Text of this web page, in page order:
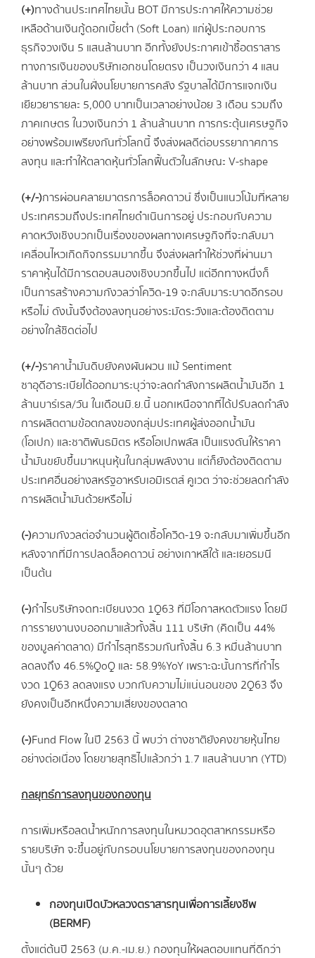
(+)ทางด้านประเทศไทยนั้น BOT มีการประกาศให้ความช่วย
เหลือด้านเงินกู้ดอกเบี้ยต่ำ (Soft Loan) แก่ผู้ประกอบการ
ธุรกิจวงเงิน 5 แสนล้านบาท อีกทั้งยังประกาศเข้าซื้อตราสาร
ทางการเงินของบริษัทเอกชนโดยตรง เป็นวงเงินกว่า 4 แสน
ล้านบาท ส่วนในฝั่งนโยบายการคลัง รัฐบาลได้มีการแจกเงิน
เยียวยารายละ 5,000 บาทเป็นเวลาอย่างน้อย 3 เดือน รวมถึง
ภาคเกษตร ในวงเงินกว่า 1 ล้านล้านบาท การกระตุ้นเศรษฐกิจ
อย่างพร้อมเพรียงกันทั่วโลกนี้ จึงส่งผลดีต่อบรรยากาศการ
ลงทุน และทำให้ตลาดหุ้นทั่วโลกฟื้นตัวในลักษณะ V-shape
(+/-)การผ่อนคลายมาตรการล็อคดาวน์ ซึ่งเป็นแนวโน้มที่หลาย
ประเทศรวมถึงประเทศไทยดำเนินการอยู่ ประกอบกับความ
คาดหวังเชิงบวกเป็นเรื่องของผลทางเศรษฐกิจที่จะกลับมา
เคลื่อนไหวเกิดกิจกรรมมากขึ้น จึงส่งผลทำให้ช่วงที่ผ่านมา
ราคาหุ้นได้มีการตอบสนองเชิงบวกขึ้นไป แต่อีกทางหนึ่งก็
เป็นการสร้างความกังวลว่าโควิด-19 จะกลับมาระบาดอีกรอบ
หรือไม่ ดังนั้นจึงต้องลงทุนอย่างระมัดระวังและต้องติดตาม
อย่างใกล้ชิดต่อไป
(+/-)ราคาน้ำมันดิบยังคงผันผวน แม้ Sentiment
ซาอุดีอาระเบียได้ออกมาระบุว่าจะลดกำลังการผลิตน้ำมันอีก 1
ล้านบาร์เรล/วัน ในเดือนมิ.ย.นี้ นอกเหนือจากที่ได้ปรับลดกำลัง
การผลิตตามข้อตกลงของกลุ่มประเทศผู้ส่งออกน้ำมัน
(โอเปก) และชาติพันธมิตร หรือโอเปกพลัส เป็นแรงดันให้ราคา
น้ำมันขยับขึ้นมาหนุนหุ้นในกลุ่มพลังงาน แต่ก็ยังต้องติดตาม
ประเทศอื่นอย่างสหรัฐอาหรับเอมิเรตส์ คูเวต ว่าจะช่วยลดกำลัง
การผลิตน้ำมันด้วยหรือไม่
(-)ความกังวลต่อจำนวนผู้ติดเชื้อโควิด-19 จะกลับมาเพิ่มขึ้นอีก
หลังจากที่มีการปลดล็อคดาวน์ อย่างเกาหลีใต้ และเยอรมนี
เป็นต้น
(-)กำไรบริษัทจดทะเบียนงวด 1Q63 ที่มีโอกาสหดตัวแรง โดยมี
การรายงานงบออกมาแล้วทั้งสิ้น 111 บริษัท (คิดเป็น 44%
ของมูลค่าตลาด) มีกำไรสุทธิรวมกันทั้งสิ้น 6.3 หมื่นล้านบาท
ลดลงถึง 46.5%QoQ และ 58.9%YoY เพราะฉะนั้นการที่กำไร
งวด 1Q63 ลดลงแรง บวกกับความไม่แน่นอนของ 2Q63 จึง
ยังคงเป็นอีกหนึ่งความเสี่ยงของตลาด
(-)Fund Flow ในปี 2563 นี้ พบว่า ต่างชาติยังคงขายหุ้นไทย
อย่างต่อเนื่อง โดยขายสุทธิไปแล้วกว่า 1.7 แสนล้านบาท (YTD)
กลยุทธ์การลงทุนของกองทุน
การเพิ่มหรือลดน้ำหนักการลงทุนในหมวดอุตสาหกรรมหรือ
รายบริษัท จะขึ้นอยู่กับกรอบนโยบายการลงทุนของกองทุน
นั้นๆ ด้วย
กองทุนเปิดบัวหลวงตราสารทุนเพื่อการเลี้ยงชีพ
(BERMF)
ตั้งแต่ต้นปี 2563 (ม.ค.-เม.ย.) กองทุนให้ผลตอบแทนที่ดีกว่า